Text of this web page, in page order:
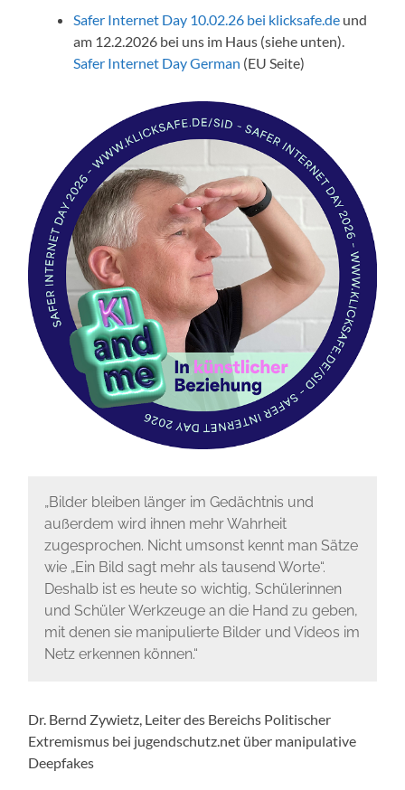
Safer Internet Day 10.02.26 bei klicksafe.de und
am 12.2.2026 bei uns im Haus (siehe unten).
Safer Internet Day German (EU Seite)
„Bilder bleiben länger im Gedächtnis und
außerdem wird ihnen mehr Wahrheit
zugesprochen. Nicht umsonst kennt man Sätze
wie „Ein Bild sagt mehr als tausend Worte“.
Deshalb ist es heute so wichtig, Schülerinnen
und Schüler Werkzeuge an die Hand zu geben,
mit denen sie manipulierte Bilder und Videos im
Netz erkennen können.“
Dr. Bernd Zywietz, Leiter des Bereichs Politischer
Extremismus bei jugendschutz.net über manipulative
Deepfakes